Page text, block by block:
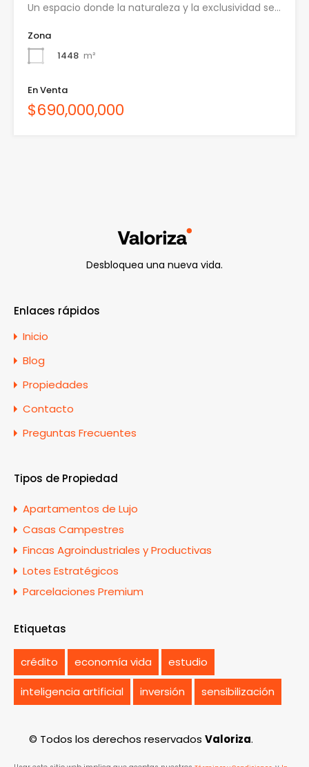
Un espacio donde la naturaleza y la exclusividad se…
Zona
1448 m²
En Venta
$690,000,000
Desbloquea una nueva vida.
Enlaces rápidos
Inicio
Blog
Propiedades
Contacto
Preguntas Frecuentes
Tipos de Propiedad
Apartamentos de Lujo
Casas Campestres
Fincas Agroindustriales y Productivas
Lotes Estratégicos
Parcelaciones Premium
Etiquetas
crédito economía vida estudio
inteligencia artificial inversión sensibilización
© Todos los derechos reservados Valoriza.